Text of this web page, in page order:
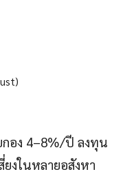
อง 4–8%/ปี ลงทุน
งในหลายอสังหา